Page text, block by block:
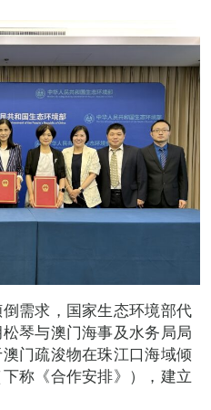
需求，国家生态环境部代
琴与澳门海事及水务局局
门疏浚物在珠江口海域倾
称《合作安排》），建立